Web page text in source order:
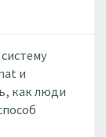
и
как люди